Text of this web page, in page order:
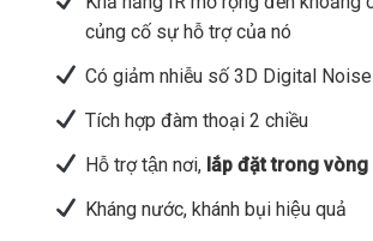
củng cố sự hỗ trợ của nó
Có giảm nhiễu số 3D Digital
Tích hợp đàm thoại 2 chiều
Hỗ trợ tận nơi,lắp đặt trong vòng
Kháng nước, khánh bụi hiệu quả